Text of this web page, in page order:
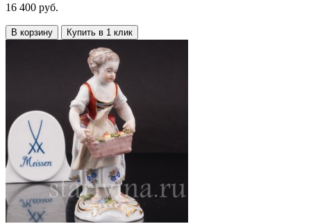
16 400 руб.
В корзину Купить в 1 клик